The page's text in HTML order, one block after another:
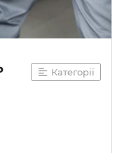
Категорії